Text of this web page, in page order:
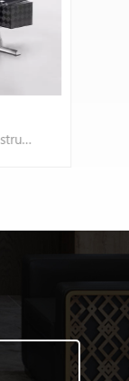
Cualquier tamaño/color/estructura puede ser OEM.